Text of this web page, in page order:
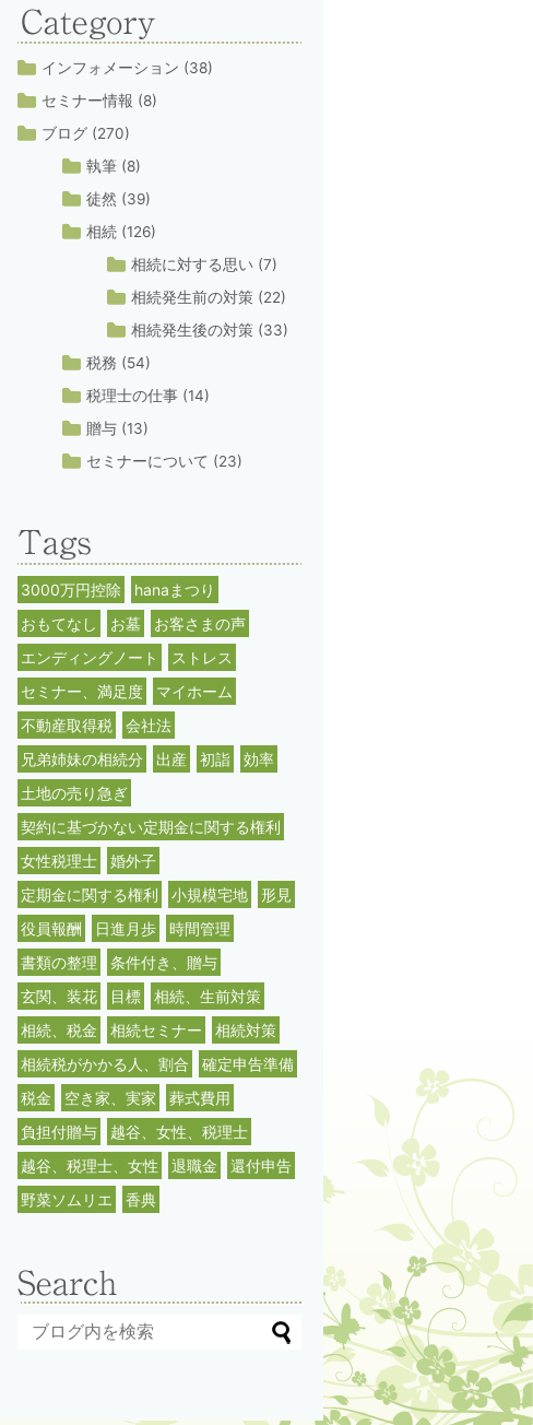
インフォメーション (38)
セミナー情報 (8)
ブログ (270)
執筆(8)
徒然 (39)
相続(126)
相続に対する思い (7)
相続発生前の対策(22)
相続発生後の対策(33)
税務 (54)
税理士の仕事(14)
贈与(13)
セミナーについて (23)
3000万円控除
hanaまつり
おもてなし
お墓
お客さまの声
エンディングノート
ストレス
セミナー、満足度
マイホーム
不動産取得税
会社法
兄弟姉妹の相続分
出産 初詣
効率
土地の売り急ぎ
契約に基づかない定期金に関する権利
女性税理士
婚外子
定期金に関する権利
小規模宅地
形見
役員報酬
日進月歩
時間管理
書類の整理
条件付き、贈与
玄関、装花
目標
相続、生前対策
相続、税金
相続セミナー
相続対策
相続税がかかる人、割合
確定申告準備
税金
空き家、実家
葬式費用
負担付贈与
越谷、女性、税理士
越谷、税理士、女性
退職金
還付申告
野菜ソムリエ
香典